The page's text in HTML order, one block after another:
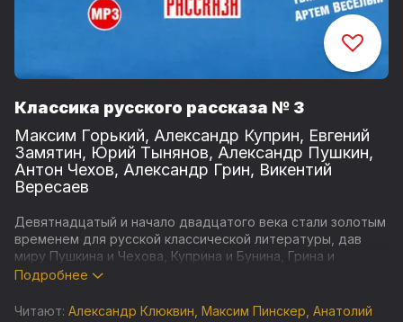
Классика русского рассказа № 3
Максим Горький, Александр Куприн, Евгений
Замятин, Юрий Тынянов, Александр Пушкин,
Антон Чехов, Александр Грин, Викентий
Вересаев
Девятнадцатый и начало двадцатого века стали золотым
временем для русской классической литературы, дав
миру Пушкина и Чехова, Куприна и Бунина, Грина и
Замятина. Всем произведениям этих авторов свойствен
Подробнее
Читают: Александр Клюквин Максим Пинскер Анатолий